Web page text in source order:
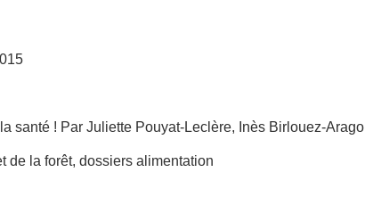
santé ! Par Juliette Pouyat-Leclère, Inès Birlouez-
de la forêt, dossiers alimentation